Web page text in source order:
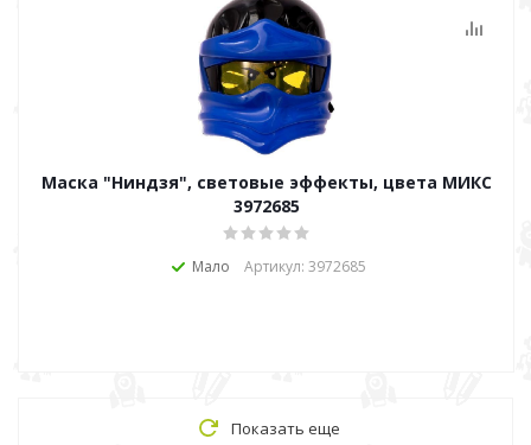
Маска "Ниндзя", световые эффекты, цвета МИКС
3972685
Мало Артикул: 3972685
Показать еще